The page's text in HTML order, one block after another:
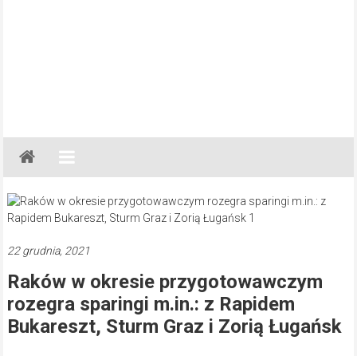
Gazeta
Regionalna
Częstochowa,
Kłobuck,
Myszków
22 grudnia, 2021
Raków w okresie przygotowawczym
rozegra sparingi m.in.: z Rapidem
Bukareszt, Sturm Graz i Zorią Ługańsk